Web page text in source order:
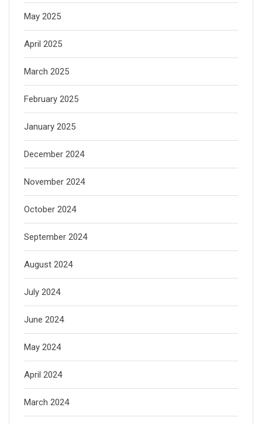
May 2025
April 2025
March 2025
February 2025
January 2025
December 2024
November 2024
October 2024
September 2024
August 2024
July 2024
June 2024
May 2024
April 2024
March 2024